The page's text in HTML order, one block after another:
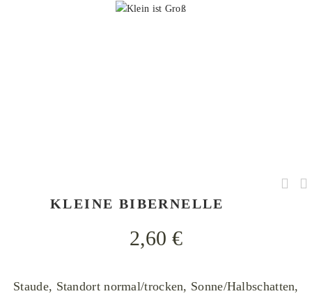
KLEINE BIBERNELLE
2,60 €
Staude, Standort normal/trocken, Sonne/Halbschatten,